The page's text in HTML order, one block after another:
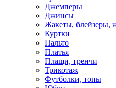
Джемперы
Джинсы
Жакеты, блейзеры,
Куртки
Пальто
Платья
Плащи, тренчи
Трикотаж
Футболки, топы